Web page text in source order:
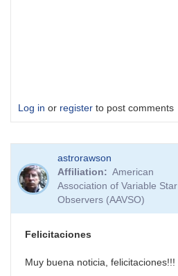
Log in or register to post comments
astrorawson
Affiliation
American
Association of Variable Star
Observers (AAVSO)
Felicitaciones
Muy buena noticia, felicitaciones!!!